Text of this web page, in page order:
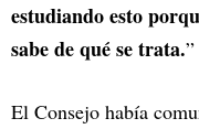
estudiando esto
sabe de qué se trata.”
El Consejo había